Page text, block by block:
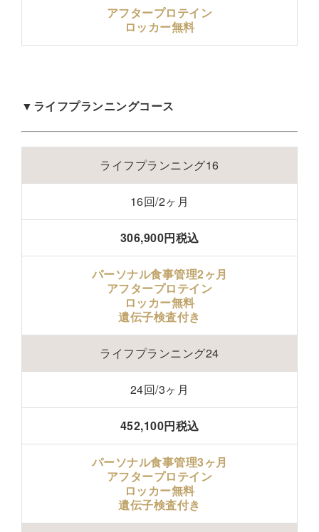
アフタープロテイン
ロッカー無料
▼ライフプランニングコース
ライフプランニング16
16回/2ヶ月
306,900円税込
パーソナル食事管理2ヶ月
アフタープロテイン
ロッカー無料
遺伝子検査付き
ライフプランニング24
24回/3ヶ月
452,100円税込
パーソナル食事管理3ヶ月
アフタープロテイン
ロッカー無料
遺伝子検査付き